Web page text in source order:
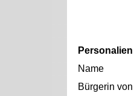
Personalien
Name
Bürgerin von